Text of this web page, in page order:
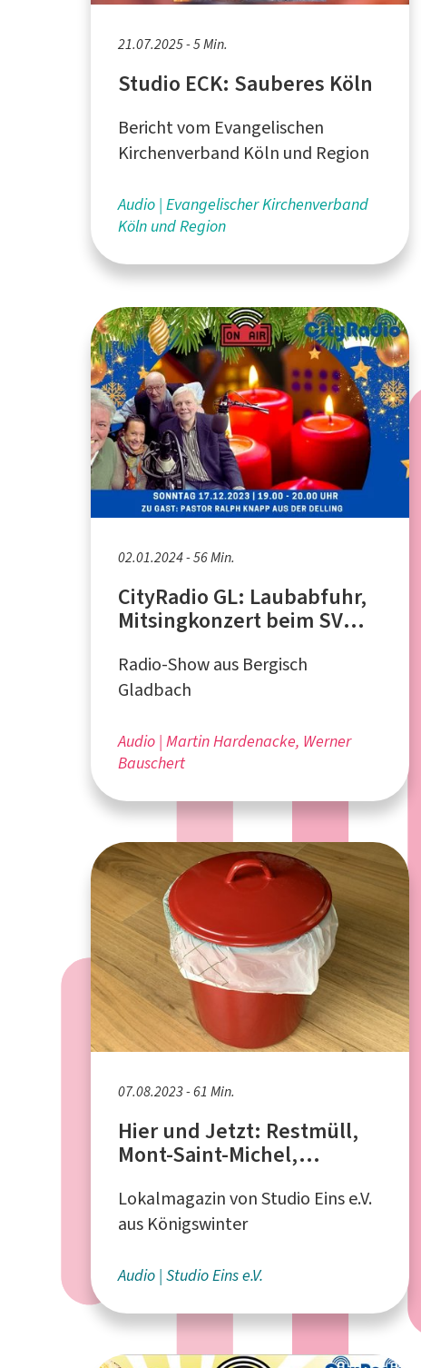
21.07.2025 - 5 Min.
Studio ECK: Sauberes Köln
Bericht vom Evangelischen
Kirchenverband Köln und Region
Audio Evangelischer Kirchenverband
Köln und Region
02.01.2024 - 56 Min.
CityRadio GL: Laubabfuhr,
Mitsingkonzert beim SV
Adventszeit
Radio-Show aus Bergisch
Gladbach
Audio Martin Hardenacke, Werner
Bauschert
07.08.2023 - 61 Min.
Hier und Jetzt: Restmüll,
Mont-Saint-Michel,
Lokalmagazin von Studio Eins e.V.
aus Königswinter
Audio Studio Eins e.V.